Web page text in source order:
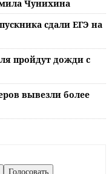
Чунихина
сдали ЕГЭ на
пройдут дожди с
вывезли более